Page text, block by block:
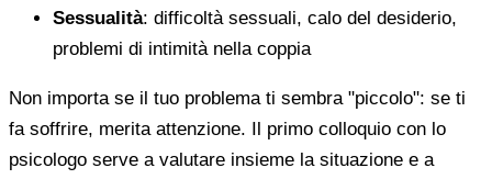
Sessualità: difficoltà sessuali, calo del desiderio,
problemi di intimità nella coppia
Non importa se il tuo problema ti sembra "piccolo": se ti
fa soffrire, merita attenzione. Il primo colloquio con lo
psicologo serve a valutare insieme la situazione e a